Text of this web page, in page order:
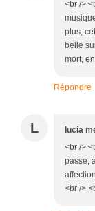
<br />
plus,
belle
mort,
Répondre
L lucia
<br />
passe,
<br />